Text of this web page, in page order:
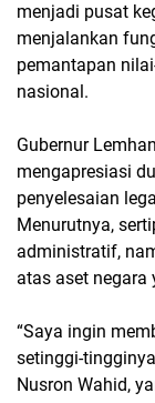
menjadi pusat
menjalankan
pemantapan
nasional.
Gubernur
mengapresiasi
penyelesaian
Menurutnya,
administratif,
atas aset negara
“Saya ingin
setinggi-
Nusron Wahid,